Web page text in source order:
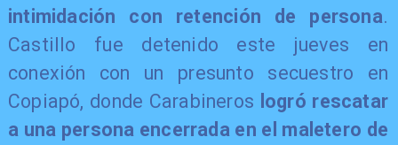
intimidación con retención de persona.
Castillo fue detenido este jueves en
conexión con un presunto secuestro en
Copiapó, donde Carabineros logró rescatar
a una persona encerrada en el maletero de